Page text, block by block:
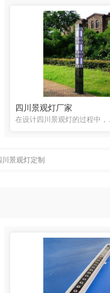
四川景观灯厂家
川景观灯定制